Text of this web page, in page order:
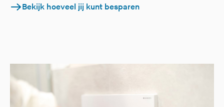
Bekijk hoeveel jij kunt besparen